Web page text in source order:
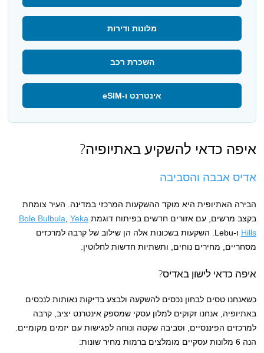
מלונות ודירות
השכרת רכב
אינטרנט ו-eSIM
איפה כדאי להשקיע באתיופיה?
אדיס אבבה והסביבה
הבירה האתיופית היא מוקד ההשקעות המרכזי במדינה. העיר צומחת
בקצב מרשים, עם אזורים חדשים בפיתוח דוגמת
Bole Bulbula Yeka
Hills
ו-Lebu. השקעות בשכונות אלה הן שילוב של קרבה למרכזים
מסחריים, מחירים נוחים, ותשתיות חדשות לחלוטין.
איפה כדאי לישון באדיס?
כשאנחנו טסים לבחון נכסים להשקעה ולבצע בדיקות נאותות לנכסים
באתיופיה, אנחנו זקוקים למלון עסקי שמספק אינטרנט יציב, קרבה
למרכזים הפיננסיים, וסביבה שקטה ונוחה לפגישות עם יזמים מקומיים.
הנה 6 מלונות עסקיים מומלצים ברמות מחיר שונות: